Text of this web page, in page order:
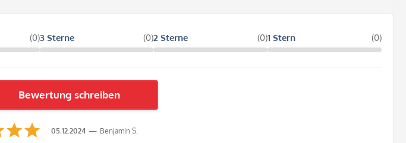
(0)3 Sterne (0)2 Sterne (0)1 Stern (0)
Bewertung schreiben
Benjamin S.
05.12.2024